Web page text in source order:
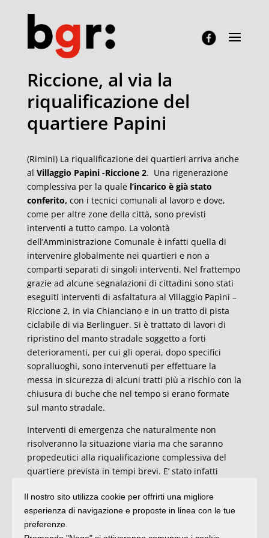
Riccione, al via la
riqualificazione del
quartiere Papini
(Rimini) La riqualificazione dei quartieri arriva anche
al Villaggio Papini -Riccione 2. Una rigenerazione
complessiva per la quale l’incarico è già stato
conferito, con i tecnici comunali al lavoro e dove,
come per altre zone della città, sono previsti
interventi a tutto campo. La volontà
dell’Amministrazione Comunale è infatti quella di
intervenire globalmente nei quartieri e non a
comparti separati di singoli interventi. Nel frattempo
grazie ad alcune segnalazioni di cittadini sono stati
eseguiti interventi di asfaltatura al Villaggio Papini –
Riccione 2, in via Chianciano e in un tratto di pista
ciclabile di via Berlinguer. Si è trattato di lavori di
ripristino del manto stradale soggetto a forti
deterioramenti, per cui gli operai, dopo specifici
sopralluoghi, sono intervenuti per effettuare la
messa in sicurezza di alcuni tratti più a rischio con la
chiusura di buche che nel tempo si erano formate
sul manto stradale.
Interventi di emergenza che naturalmente non
risolveranno la situazione viaria ma che saranno
propedeutici alla riqualificazione complessiva del
quartiere prevista in tempi brevi. E’ stato infatti
dell’anno la partenza dei lavori in vari quartieri. La
prima zona, Via Tagliamento entro settembre, poi via
Finale Ligure, viale Bologna, Cortemaggiore, via
Il nostro sito utilizza cookie per offrirti una migliore
esperienza di navigazione e proposte in linea con le tue
preferenze.